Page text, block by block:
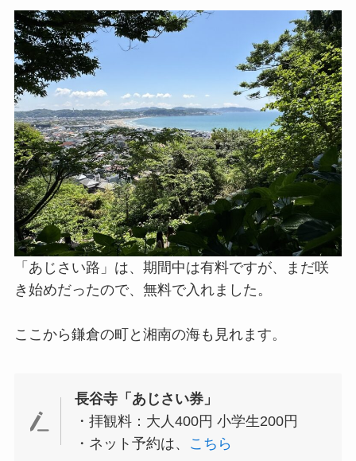
「あじさい路」は、期間中は有料ですが、まだ咲
き始めだったので、無料で入れました。
ここから鎌倉の町と湘南の海も見れます。
長谷寺「あじさい券」
・拝観料：大人400円 小学生200円
・ネット予約は、 こちら